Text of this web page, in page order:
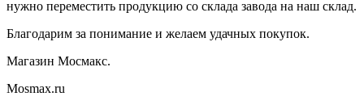
нужно переместить продукцию со склада завода на наш склад.
Благодарим за понимание и желаем удачных покупок.
Магазин Мосмакс.
Mosmax.ru